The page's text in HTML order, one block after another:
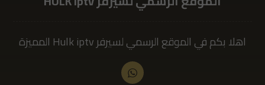
اهلا بكم في الموقع الرسمي لسيرفر Hulk iptv المميزة